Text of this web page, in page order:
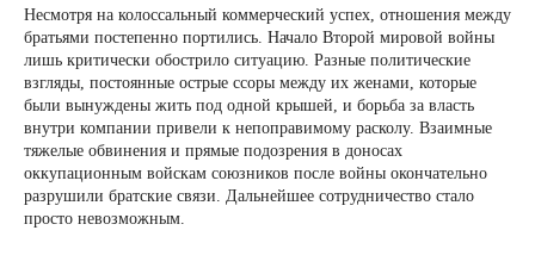
Несмотря на колоссальный коммерческий успех, отношения между
братьями постепенно портились. Начало Второй мировой войны
лишь критически обострило ситуацию. Разные политические
взгляды, постоянные острые ссоры между их женами, которые
были вынуждены жить под одной крышей, и борьба за власть
внутри компании привели к непоправимому расколу. Взаимные
тяжелые обвинения и прямые подозрения в доносах
оккупационным войскам союзников после войны окончательно
разрушили братские связи. Дальнейшее сотрудничество стало
просто невозможным.